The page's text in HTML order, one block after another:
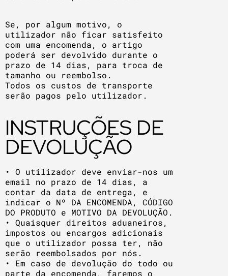
Se, por algum motivo, o
utilizador não ficar satisfeito
com uma encomenda, o artigo
poderá ser devolvido durante o
prazo de 14 dias, para troca de
tamanho ou reembolso.
Todos os custos de transporte
serão pagos pelo utilizador.
INSTRUÇÕES DE
DEVOLUÇÃO
• O utilizador deve enviar-nos um
email no prazo de 14 dias, a
contar da data de entrega, e
indicar o Nº DA ENCOMENDA, CÓDIGO
DO PRODUTO e MOTIVO DA DEVOLUÇÃO.
• Quaisquer direitos aduaneiros,
impostos ou encargos adicionais
que o utilizador possa ter, não
serão reembolsados por nós.
• Em caso de devolução do todo ou
parte da encomenda, faremos o